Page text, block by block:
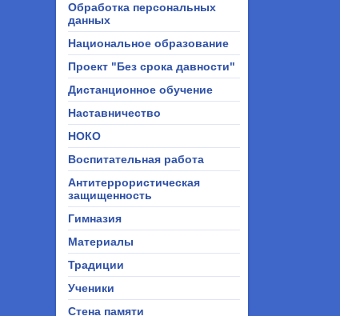
Обработка персональных
данных
Национальное образование
Проект "Без срока давности"
Дистанционное обучение
Наставничество
НОКО
Воспитательная работа
Антитеррористическая
защищенность
Гимназия
Материалы
Традиции
Ученики
Стена памяти